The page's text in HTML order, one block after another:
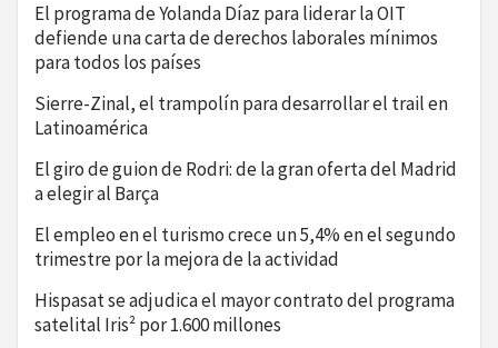
El programa de Yolanda Díaz para liderar la OIT
defiende una carta de derechos laborales mínimos
para todos los países
Sierre-Zinal, el trampolín para desarrollar el trail en
Latinoamérica
El giro de guion de Rodri: de la gran oferta del Madrid
a elegir al Barça
El empleo en el turismo crece un 5,4% en el segundo
trimestre por la mejora de la actividad
Hispasat se adjudica el mayor contrato del programa
satelital Iris² por 1.600 millones